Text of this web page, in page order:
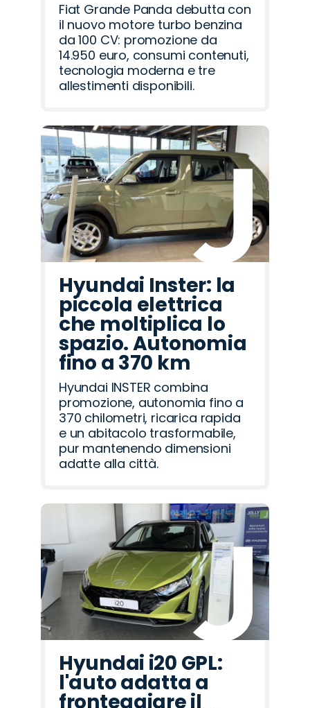
Fiat Grande Panda debutta con
il nuovo motore turbo benzina
da 100 CV: promozione da
14.950 euro, consumi contenuti,
tecnologia moderna e tre
allestimenti disponibili.
Hyundai Inster: la
piccola elettrica
che moltiplica lo
spazio. Autonomia
fino a 370 km
Hyundai INSTER combina
promozione, autonomia fino a
370 chilometri, ricarica rapida
e un abitacolo trasformabile,
pur mantenendo dimensioni
adatte alla città.
Hyundai i20 GPL:
l'auto adatta a
fronteggiare il